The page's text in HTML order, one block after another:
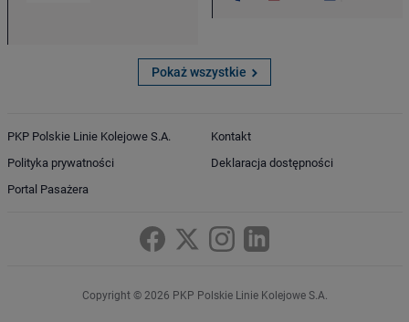
Pokaż wszystkie
PKP Polskie Linie Kolejowe S.A.
Polityka prywatności
Portal Pasażera
Kontakt
Deklaracja dostępności
Copyright © 2026 PKP Polskie Linie Kolejowe S.A.